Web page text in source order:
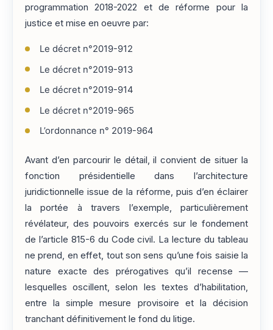
programmation 2018-2022 et de réforme pour la
justice et mise en oeuvre par:
Le décret n°2019-912
Le décret n°2019-913
Le décret n°2019-914
Le décret n°2019-965
L’ordonnance n° 2019-964
Avant d’en parcourir le détail, il convient de situer la
fonction présidentielle dans l’architecture
juridictionnelle issue de la réforme, puis d’en éclairer
la portée à travers l’exemple, particulièrement
révélateur, des pouvoirs exercés sur le fondement
de l’article 815-6 du Code civil. La lecture du tableau
ne prend, en effet, tout son sens qu’une fois saisie la
nature exacte des prérogatives qu’il recense —
lesquelles oscillent, selon les textes d’habilitation,
entre la simple mesure provisoire et la décision
tranchant définitivement le fond du litige.